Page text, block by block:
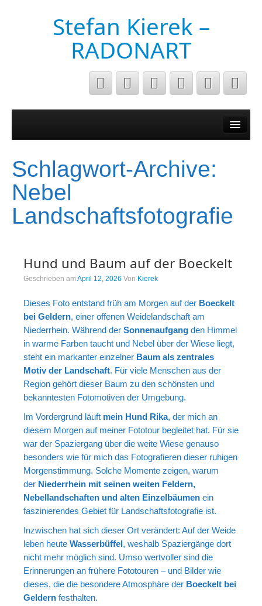
Stefan Kierek –
RADONART
Musik&Art
Surreal
Architecture
Portrait
Meine Kalender
Mein Shop
Stefan´s EduPortal
Schlagwort-Archive:
Nebel
Landschaftsfotografie
Hund und Baum auf der Boeckelt
Geschrieben am April 12, 2026 Von Kierek
Dieses Foto entstand früh am Morgen auf der Boeckelt
bei Geldern, einer offenen Weidelandschaft am
Niederrhein. Während der Sonnenaufgang den Himmel
in warme Farben taucht und Nebel über der Wiese liegt,
steht ein markanter einzelner Baum als zentrales
Motiv der Landschaft. Für viele Menschen aus der
Region gehört dieser Baum zu den schönsten und
bekanntesten Fotomotiven der Umgebung.
Im Vordergrund läuft mein Hund Rika, der mich an
diesem Morgen auf meiner Fototour begleitet hat. Für sie
war der Spaziergang über die weite Wiese genauso
besonders wie für mich das Fotografieren dieser ruhigen
Morgenstimmung. Solche Momente zeigen, warum
der Niederrhein mit seinen weiten Feldern,
Nebellandschaften und alten Einzelbäumen ein
faszinierendes Gebiet für Landschaftsfotografie ist.
Inzwischen hat sich dieser Ort verändert: Auf der Weide
leben heute Wasserbüffel, weshalb Spaziergänge dort
nicht mehr möglich sind. Umso wertvoller sind die
Erinnerungen an frühere Fototouren – und Bilder wie
dieses, die die besondere Atmosphäre der Boeckelt bei
Geldern festhalten.